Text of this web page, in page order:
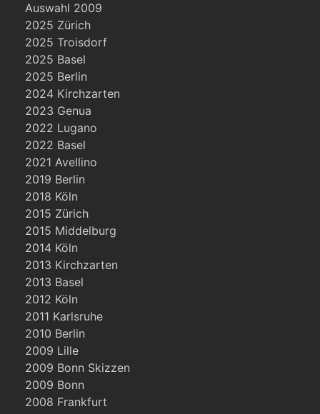
Auswahl 2009
2025 Zürich
2025 Troisdorf
2025 Basel
2025 Berlin
2024 Kirchzarten
2023 Genua
2022 Lugano
2022 Basel
2021 Avellino
2019 Berlin
2018 Köln
2015 Zürich
2015 Middelburg
2014 Köln
2013 Kirchzarten
2013 Basel
2012 Köln
2011 Karlsruhe
2010 Berlin
2009 Lille
2009 Bonn Skizzen
2009 Bonn
2008 Frankfurt